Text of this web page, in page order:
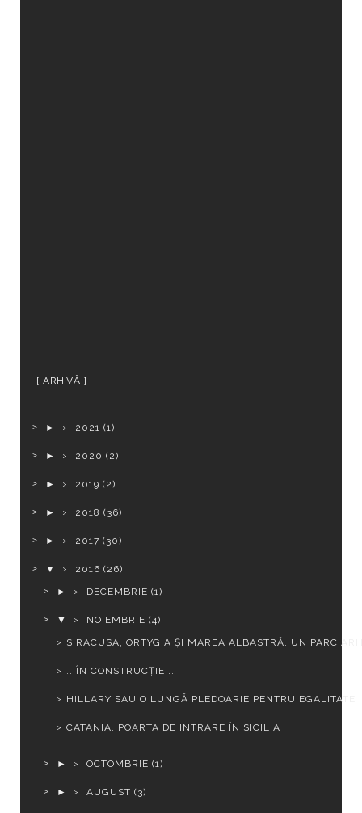
ARHIVĂ
► 2021 (1)
► 2020 (2)
► 2019 (2)
► 2018 (36)
► 2017 (30)
▼ 2016 (26)
►
DECEMBRIE(1)
▼ NOIEMBRIE(4)
SIRACUSA, ORTYGIA ȘI MAREA ALBASTRĂ. UN PARC
...ÎN CONSTRUCȚIE...
HILLARY SAU O LUNGĂ PLEDOARIE PENTRU EGALITATE
CATANIA, POARTA DE INTRARE ÎN SICILIA
► OCTOMBRIE(1)
► AUGUST(3)